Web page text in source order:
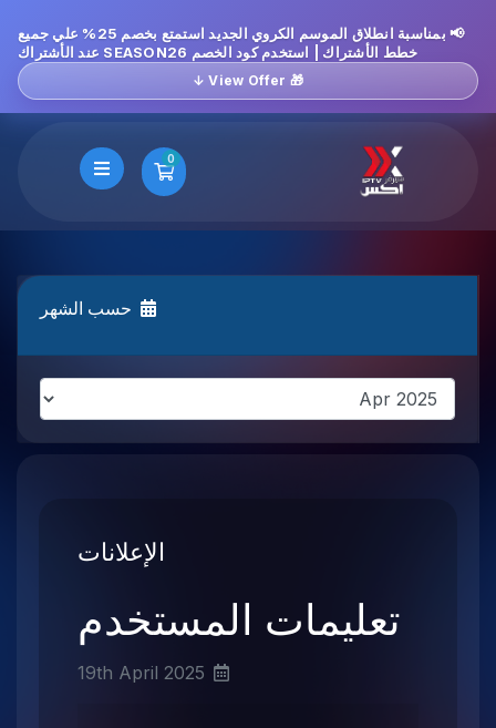
📢 بمناسبة انطلاق الموسم الكروي الجديد استمتع بخصم 25% علي جميع
خطط الأشتراك | استخدم كود الخصم SEASON26 عند الأشتراك
🎁 View Offer ↓
0
عربة التسوق
حسب الشهر
الإعلانات
تعليمات المستخدم